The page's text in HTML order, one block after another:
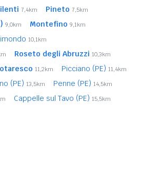
7,4km Pineto 7,5km
9,0km Montefino 9,1km
10,1km
Roseto degli Abruzzi 10,3km
11,2km Picciano (PE) 11,4km
(PE) 13,5km Penne (PE) 14,5km
Cappelle sul Tavo (PE) 15,5km